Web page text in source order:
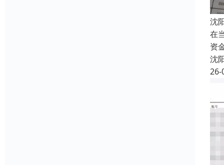
沈
在
资
沈
26-